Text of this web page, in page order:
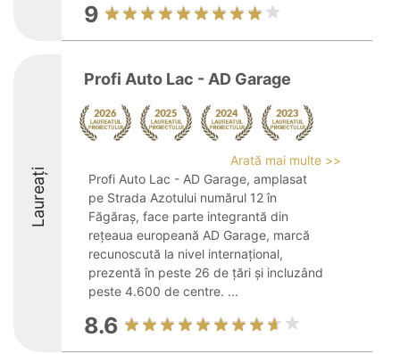
9
Laureați
Profi Auto Lac - AD Garage
Arată mai multe >>
Profi Auto Lac - AD Garage, amplasat
pe Strada Azotului numărul 12 în
Făgăraș, face parte integrantă din
rețeaua europeană AD Garage, marcă
recunoscută la nivel internațional,
prezentă în peste 26 de țări și incluzând
peste 4.600 de centre. ...
8.6